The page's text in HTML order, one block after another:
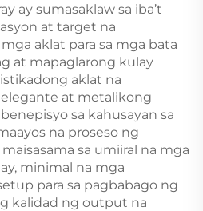
ay sumasaklaw sa iba’t
at target na
aklat para sa mga bata
at mapaglarong kulay
aklat na
at metalikong
sa kahusayan sa
na proseso ng
sa umiiral na mga
minimal na mga
para sa pagbabago ng
kalidad ng output na